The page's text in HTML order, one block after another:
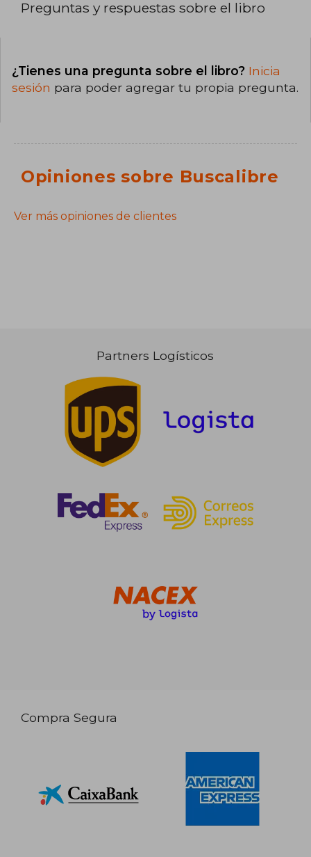
Preguntas y respuestas sobre el libro
¿Tienes una pregunta sobre el libro? Inicia
sesión para poder agregar tu propia pregunta.
Opiniones sobre Buscalibre
Ver más opiniones de clientes
Partners Logísticos
Compra Segura